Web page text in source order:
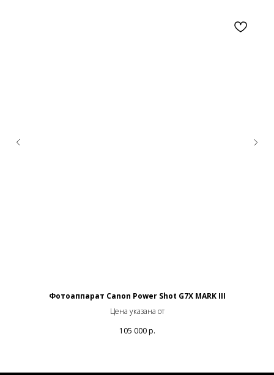
Фотоаппарат Canon Power Shot G7X MARK III
Цена указана от
105 000 р.